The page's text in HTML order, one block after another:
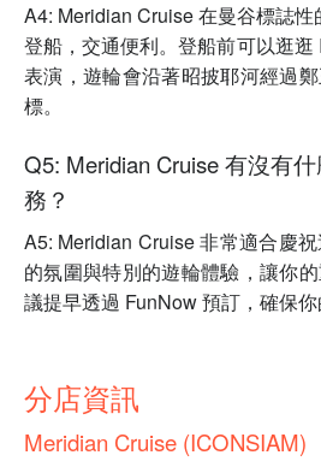
A4: Meridian Cruise 在曼谷標誌
登船，交通便利。登船前可以逛
表演，遊輪會沿著昭披耶河經過
標。
Q5: Meridian Cruise 有沒有
務？
A5: Meridian Cruise 非常適合慶
的氛圍與特別的遊輪體驗，讓你
議提早透過 FunNow 預訂，確保你
分店資訊
Meridian Cruise (ICONSIAM)